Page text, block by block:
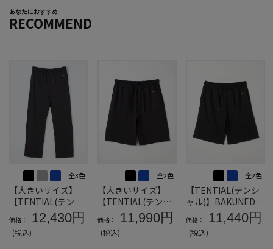
あなたにおすすめ
RECOMMEND
全3色
【大きいサイズ】
【TENTIAL(テンシ
ャル)】BAKUNEDry
ロングパンツ
価格： 12,430円
(税込)
全2色
【大きいサイズ】
【TENTIAL(テンシ
ャル)】BAKUNEMes
hショートパンツ
価格： 11,990円
(税込)
全2色
【TENTIAL(テンシ
ャル)】BAKUNEDry
ショートパンツS～L
Lサイズ
価格： 11,440円
(税込)